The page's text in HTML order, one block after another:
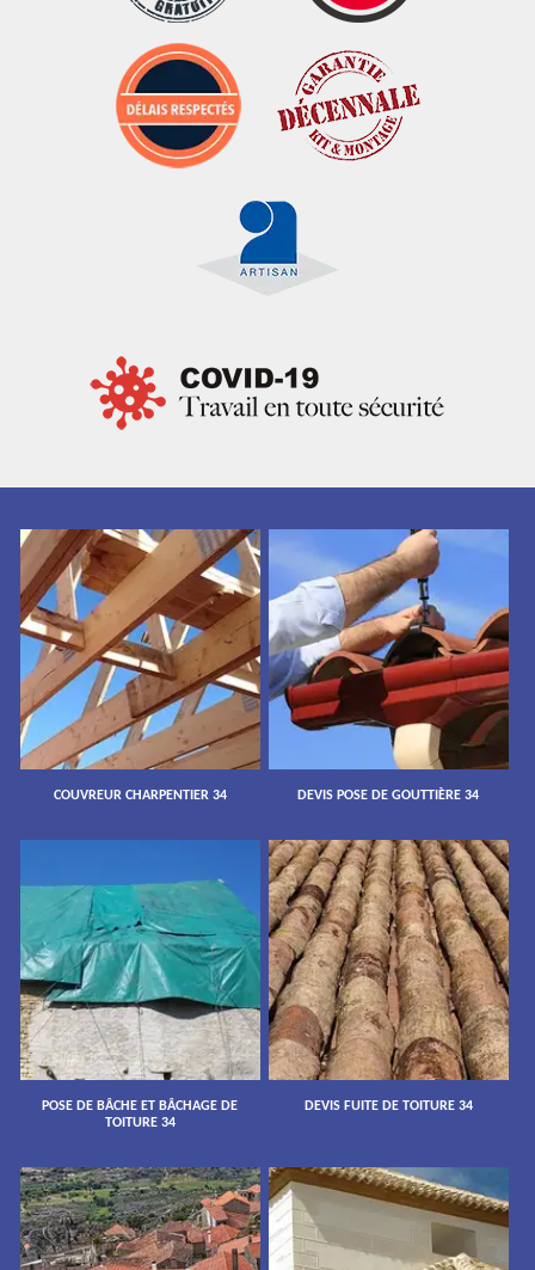
COUVREUR CHARPENTIER 34 DEVIS POSE DE GOUTTIÈRE 34
POSE DE BÂCHE ET BÂCHAGE DE
TOITURE 34
DEVIS FUITE DE TOITURE 34